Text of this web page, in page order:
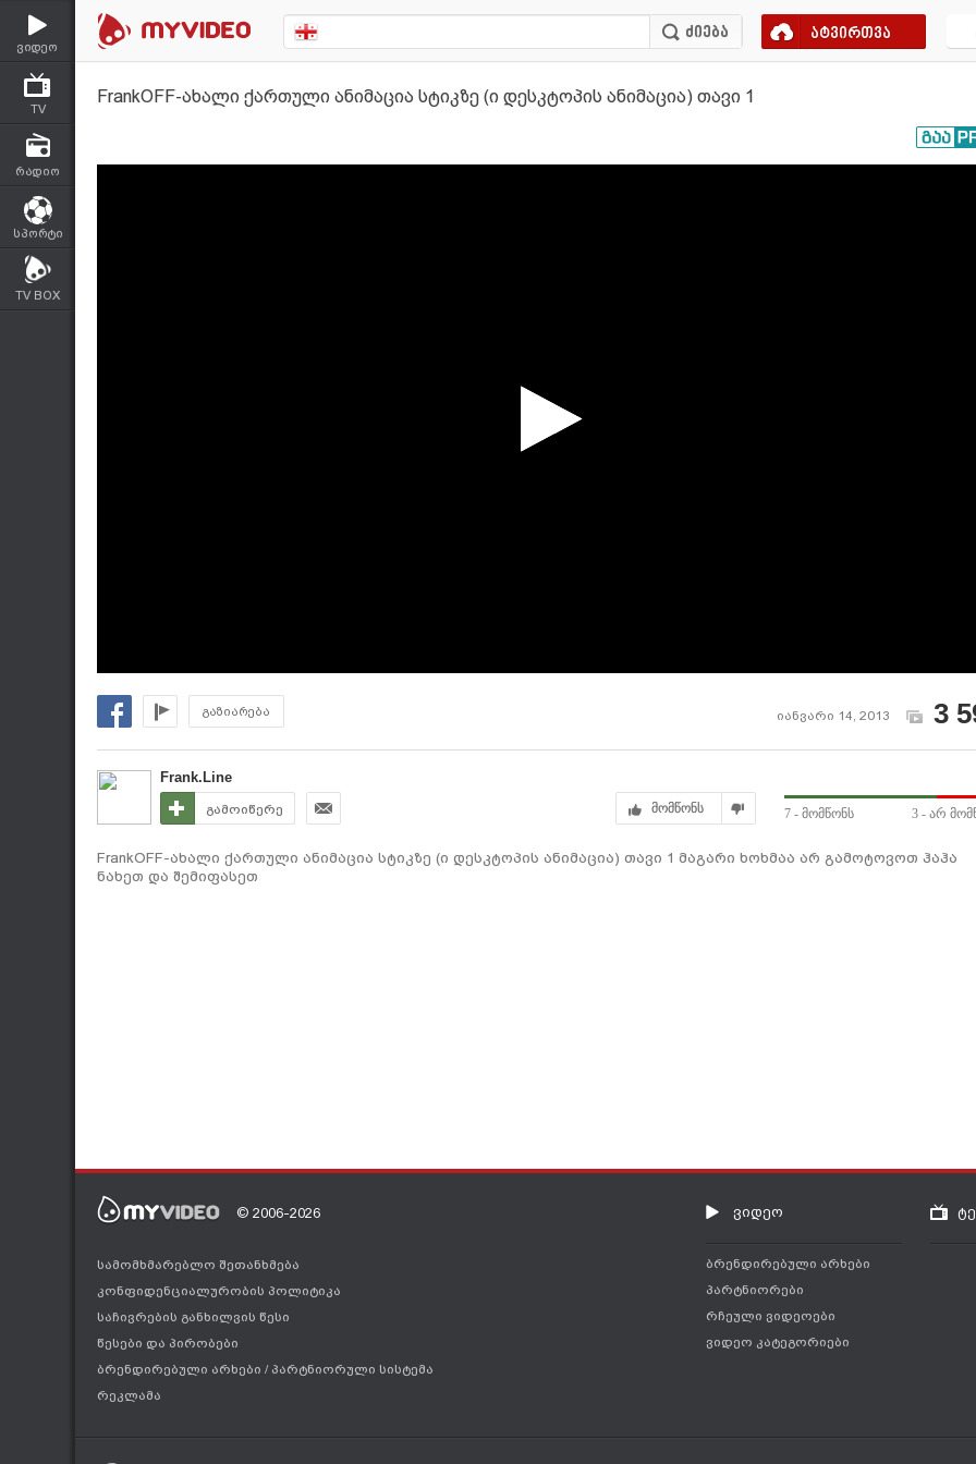
ვიდეო
TV
რადიო
სპორტი
TV BOX
ატვირთვა
FrankOFF-ახალი ქართული ანიმაცია სტიკზე (ი დესკტოპის ანიმაცია) თავი 1
გაზიარება იანვარი 14, 2013 3
Frank.Line
გამოიწერე მომწონს 7 - მომწონს 3 - არ
FrankOFF-ახალი ქართული ანიმაცია სტიკზე (ი დესკტოპის ანიმაცია) თავი 1 მაგარი ხოხმაა არ გამოტოვოთ ჰაჰა
ნახეთ და შემიფასეთ
© 2006-2026
სამომხმარებლო შეთანხმება
კონფიდენციალურობის პოლიტიკა
საჩივრების განხილვის წესი
წესები და პირობები
ბრენდირებული არხები / პარტნიორული სისტემა
რეკლამა
ვიდეო
ბრენდირებული არხები
პარტნიორები
რჩეული ვიდეოები
ვიდეო კატეგორიები